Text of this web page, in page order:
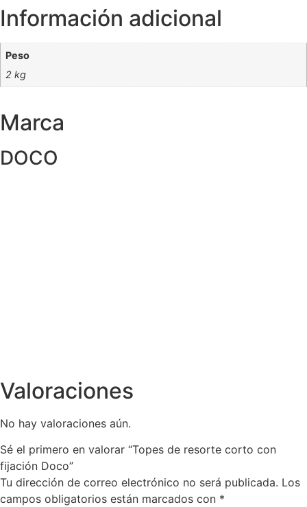
Información adicional
Peso
2 kg
Marca
DOCO
Valoraciones
No hay valoraciones aún.
Sé el primero en valorar “Topes de resorte corto con
fijación Doco”
Tu dirección de correo electrónico no será publicada. Los
campos obligatorios están marcados con *